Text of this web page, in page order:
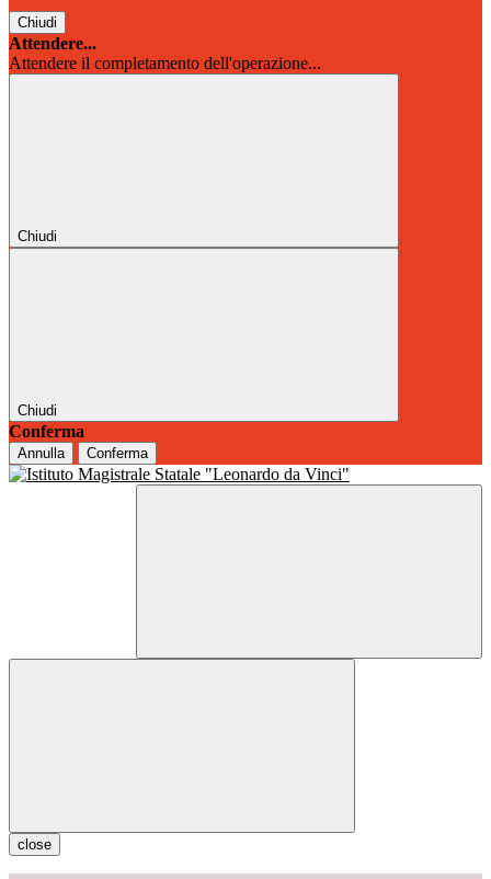
Chiudi
Attendere...
Attendere il completamento dell'operazione...
Chiudi
Chiudi
Conferma
Annulla Conferma
close